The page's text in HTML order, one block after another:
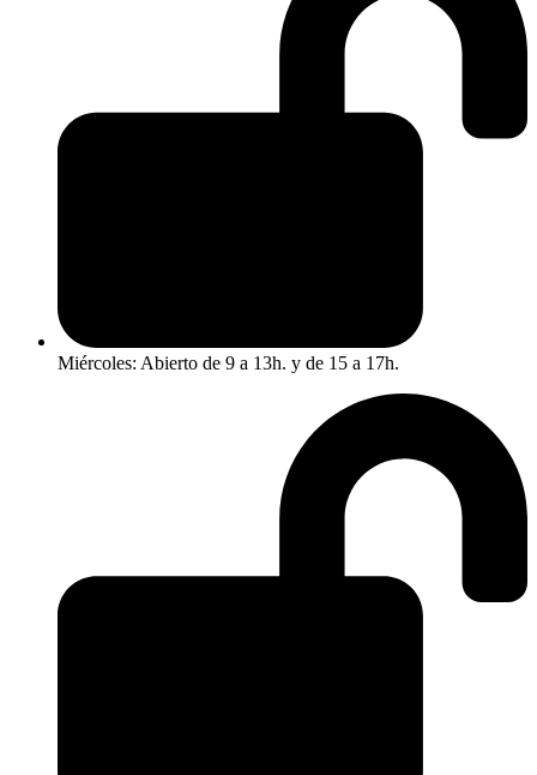
Miércoles: Abierto de 9 a 13h. y de 15 a 17h.